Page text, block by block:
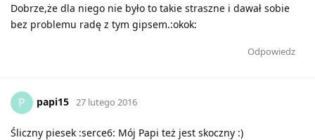
Dobrze,że dla niego nie było to takie straszne i dawał sobie
bez problemu radę z tym gipsem.:okok:
Odpowiedz
P papi15 27 lutego 2016
Śliczny piesek :serce6: Mój Papi też jest skoczny :)